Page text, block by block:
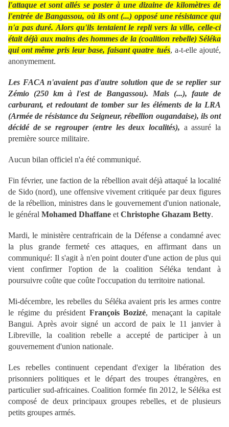
l'attaque et sont allés se poster à une dizaine de kilomètres de
l'entrée de Bangassou, où ils ont (...) opposé une résistance qui
n'a pas duré. Alors qu'ils tentaient le repli vers la ville, celle-ci
était déjà aux mains des hommes de la (coalition rebelle) Séléka
qui ont même pris leur base, faisant quatre tués, a-t-elle ajouté,
anonymement.
Les FACA n'avaient pas d'autre solution que de se replier sur
Zémio (250 km à l'est de Bangassou). Mais (...), faute de
carburant, et redoutant de tomber sur les éléments de la LRA
(Armée de résistance du Seigneur, rébellion ougandaise), ils ont
décidé de se regrouper (entre les deux localités), a assuré la
première source militaire.
Aucun bilan officiel n'a été communiqué.
Fin février, une faction de la rébellion avait déjà attaqué la localité
de Sido (nord), une offensive vivement critiquée par deux figures
de la rébellion, ministres dans le gouvernement d'union nationale,
le général Mohamed Dhaffane et Christophe Ghazam Betty.
Mardi, le ministère centrafricain de la Défense a condamné avec
la plus grande fermeté ces attaques, en affirmant dans un
communiqué: Il s'agit à n'en point douter d'une action de plus qui
vient confirmer l'option de la coalition Séléka tendant à
poursuivre coûte que coûte l'occupation du territoire national.
Mi-décembre, les rebelles du Séléka avaient pris les armes contre
le régime du président François Bozizé, menaçant la capitale
Bangui. Après avoir signé un accord de paix le 11 janvier à
Libreville, la coalition rebelle a accepté de participer à un
gouvernement d'union nationale.
Les rebelles continuent cependant d'exiger la libération des
prisonniers politiques et le départ des troupes étrangères, en
particulier sud-africaines. Coalition formée fin 2012, le Séléka est
composé de deux principaux groupes rebelles, et de plusieurs
petits groupes armés.